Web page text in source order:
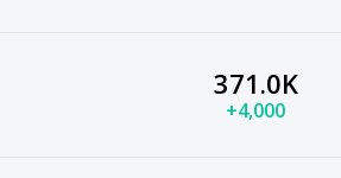
371.0K
+4,000